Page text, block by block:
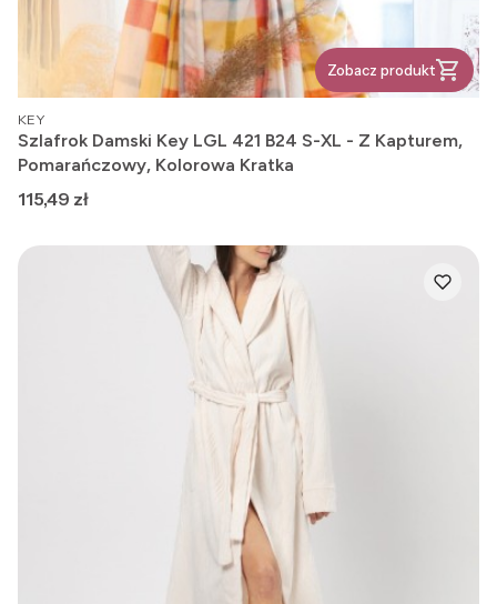
Zobacz produkt
PRODUCENT
KEY
Szlafrok Damski Key LGL 421 B24 S-XL - Z Kapturem,
Pomarańczowy, Kolorowa Kratka
Cena
115,49 zł